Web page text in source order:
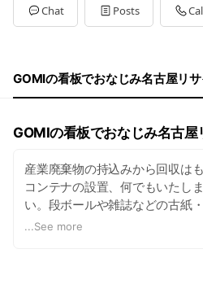
Chat Posts
GOMIの看板でおなじみ名古屋リ
GOMIの看板でおなじみ名古屋
産業廃棄物の持込みから回収は
コンテナの設置、何でもいたし
い。段ボールや雑誌などの古紙
入もしています。
...See more